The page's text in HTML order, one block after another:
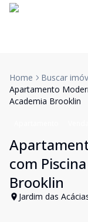
Home
Buscar
Apartamento
Academia Brooklin
com
Brooklin
Jardim das